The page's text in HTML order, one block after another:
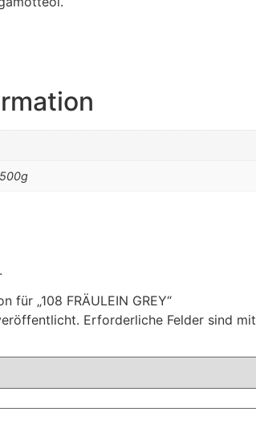
für „108 FRÄULEIN GREY“
Erforderliche Felder sind mit